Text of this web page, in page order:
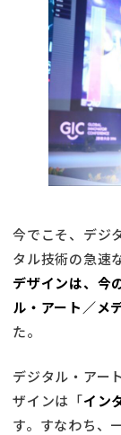
今でこそ、デジ
タル技術の急速
デザインは、今
ル・アート／メ
た。
デジタル・アー
ザインは「イン
す。すなわち、